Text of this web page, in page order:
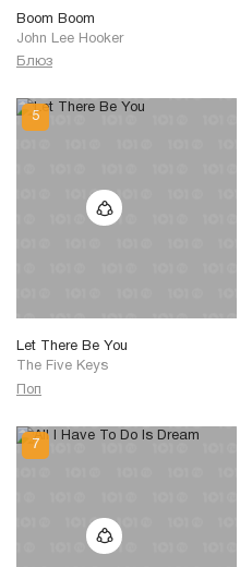
Boom Boom
John Lee Hooker
Блюз
Let There Be You
The Five Keys
Поп